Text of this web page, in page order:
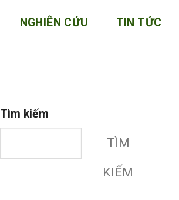
NGHIÊN CỨU TIN TỨC
Tìm kiếm
TÌM
KIẾM